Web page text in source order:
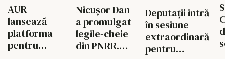
AUR
lansează
platforma
pentru
Nicușor Dan
a promulgat
legile-cheie
din PNRR.
Deputații intră
în sesiune
extraordinară
pentru